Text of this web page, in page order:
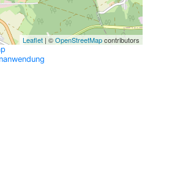
Leaflet | ©OpenStreetMapcontributors